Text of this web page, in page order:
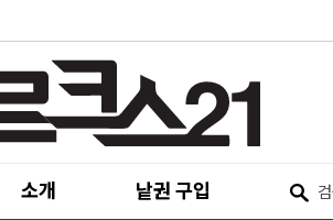
소개 낱권 구입